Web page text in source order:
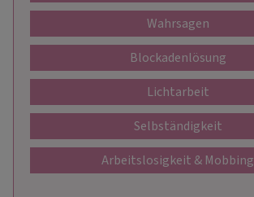
Wahrsagen
Blockadenlösung
Lichtarbeit
Selbständigkeit
Arbeitslosigkeit & Mobbing